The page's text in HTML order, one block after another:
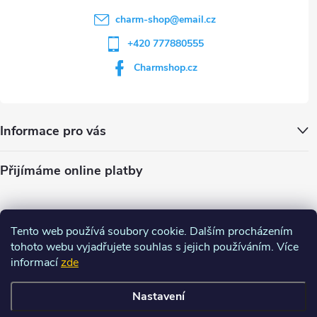
Tento web používá soubory cookie. Dalším procházením
tohoto webu vyjadřujete souhlas s jejich používáním. Více
informacízde
Nastavení
charm-shop@email.cz
+420 777880555
Charmshop.cz
Informace pro vás
Přijímáme online platby